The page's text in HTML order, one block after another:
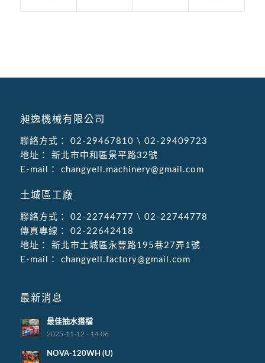
昶逸機械有限公司
聯絡方式： 02-29467810 \ 02-29409723
地址：
新北市中和區景平路32號
E-mail：
changyell.machinery@gmail.com
土城區工廠
聯絡方式： 02-22744777 \ 02-22744778
傳真專線：
02-22642418
地址：
新北市土城區永豐路195巷27弄1號
E-mail：
changyell.factory@gmail.com
最新消息
最佳抽水搭檔
2025-11-12 - 14:06
NOVA-120WH (U)